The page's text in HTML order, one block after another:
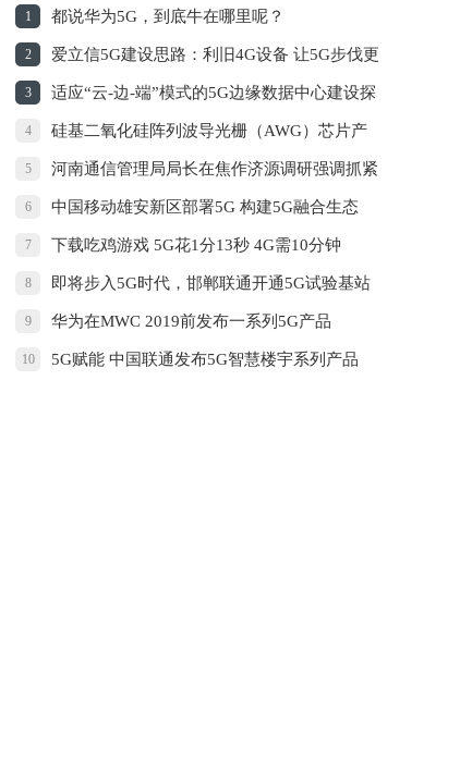
1 都说华为5G，到底牛在哪里呢？
2 爱立信5G建设思路：利旧4G设备 让5G步伐更
快回报更高
3 适应“云-边-端”模式的5G边缘数据中心建设探
讨
4 硅基二氧化硅阵列波导光栅（AWG）芯片产
业化项目团队 “中国芯”有望领跑5G时代
5 河南通信管理局局长在焦作济源调研强调抓紧
编制5G基站建设专项规划
6 中国移动雄安新区部署5G 构建5G融合生态
7 下载吃鸡游戏 5G花1分13秒 4G需10分钟
8 即将步入5G时代，邯郸联通开通5G试验基站
9 华为在MWC 2019前发布一系列5G产品
10 5G赋能 中国联通发布5G智慧楼宇系列产品